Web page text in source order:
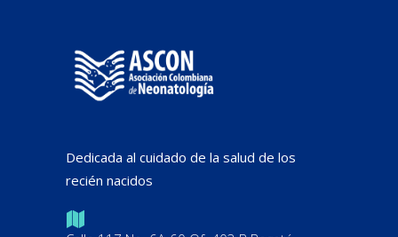
Dedicada al cuidado de la salud de los
recién nacidos